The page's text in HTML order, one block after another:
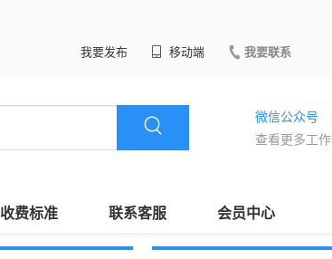
我要发布
移动端 我要联系
微信公众号
查看更多工作
收费标准 联系客服 会员中心